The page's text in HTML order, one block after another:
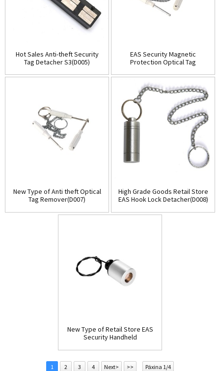
Hot Sales Anti-theft Security
Tag Detacher S3(D005)
EAS Security Magnetic
Protection Optical Tag
New Type of Anti theft Optical
Tag Remover(D007)
High Grade Goods Retail Store
EAS Hook Lock Detacher(D008)
New Type of Retail Store EAS
Security Handheld
1 2 3 4 Next> >> Páxina 1/4